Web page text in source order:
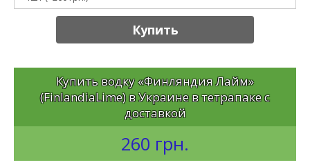
Купить
Купить водку «Финляндия Лайм»
(FinlandiaLime) в Украине в тетрапаке с
доставкой
260 грн.